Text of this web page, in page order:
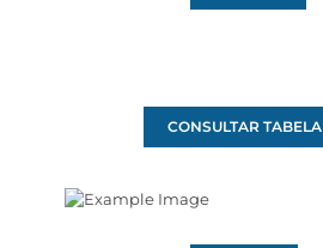
CONSULTAR TABELA